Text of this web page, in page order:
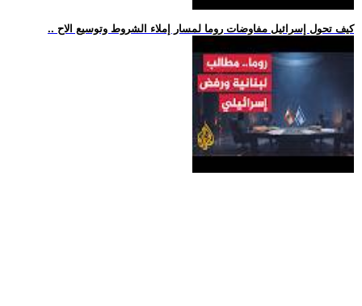
.. كيف تحول إسرائيل مفاوضات روما لمسار إملاء الشروط وتوسيع الاح